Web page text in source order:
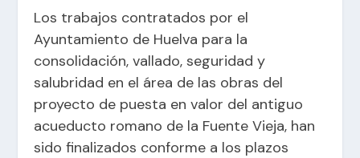
Los trabajos contratados por el
Ayuntamiento de Huelva para la
consolidación, vallado, seguridad y
salubridad en el área de las obras del
proyecto de puesta en valor del antiguo
acueducto romano de la Fuente Vieja, han
sido finalizados conforme a los plazos